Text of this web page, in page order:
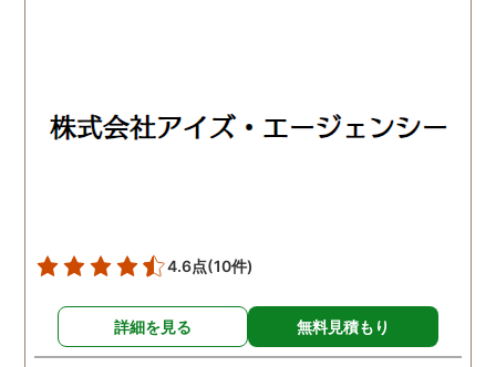
4.6点(10件)
詳細を見る 無料見積もり